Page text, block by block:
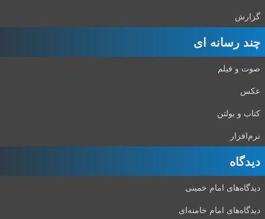
گزارش
چند رسانه ای
صوت و فیلم
عکس
کتاب و بولتن
نرم‌افزار
دیدگاه‌
دیدگاه‌های امام خمینی
دیدگاه‌های امام خامنه‌ای